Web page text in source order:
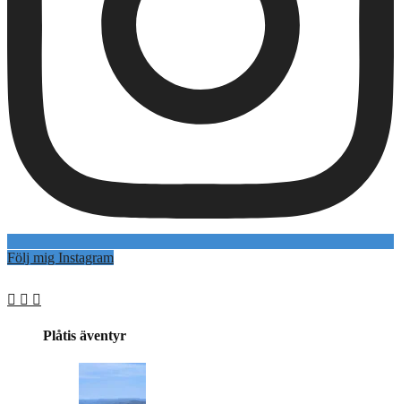
Följ mig Instagram
Plåtis äventyr